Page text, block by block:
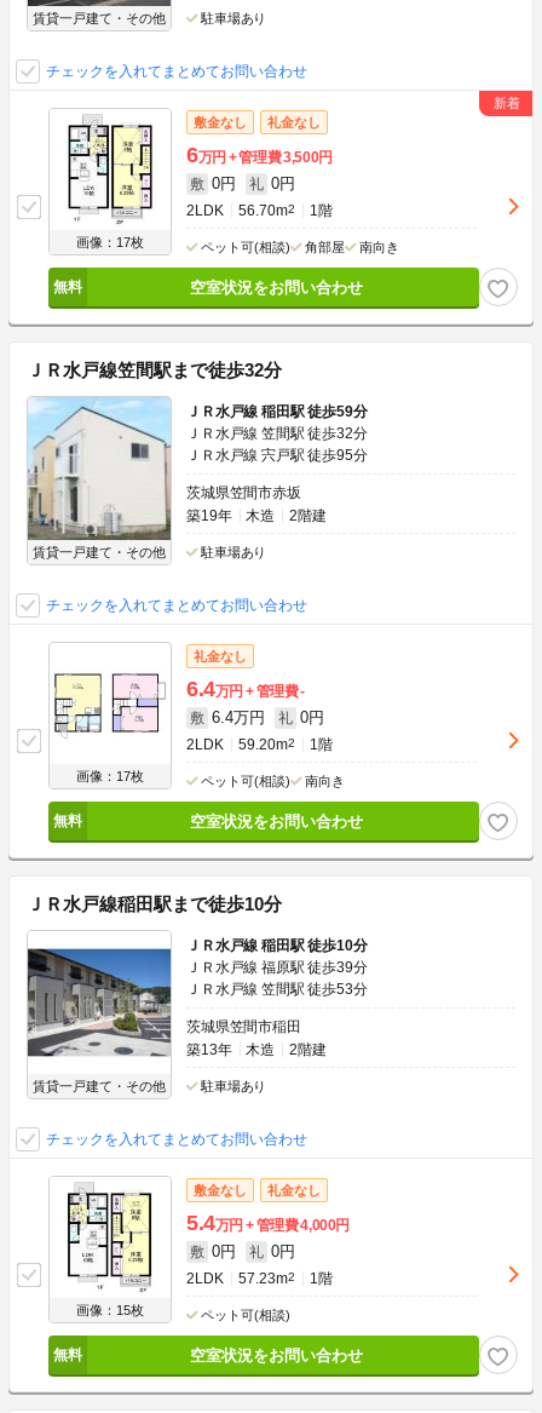
賃貸一戸建て・その他 駐車場あり
チェックを入れてまとめてお問い合わせ
画像：17枚
敷金なし 礼金なし
6万円 管理費3,500円
敷 0円 礼 0円
2LDK 56.70m2 1階
ペット可(相談) 角部屋 南向き
空室状況をお問い合わせ
ＪＲ水戸線笠間駅まで徒歩32分
賃貸一戸建て・その他
ＪＲ水戸線 稲田駅 徒歩59分
ＪＲ水戸線 笠間駅 徒歩32分
ＪＲ水戸線 宍戸駅 徒歩95分
茨城県笠間市赤坂
築19年
木造 2階建
駐車場あり
チェックを入れてまとめてお問い合わせ
画像：17枚
礼金なし
6.4万円 管理費-
敷 6.4万円 礼 0円
2LDK 59.20m2 1階
ペット可(相談) 南向き
空室状況をお問い合わせ
ＪＲ水戸線稲田駅まで徒歩10分
賃貸一戸建て・その他
ＪＲ水戸線 稲田駅 徒歩10分
ＪＲ水戸線 福原駅 徒歩39分
ＪＲ水戸線 笠間駅 徒歩53分
茨城県笠間市稲田
築13年
木造 2階建
駐車場あり
チェックを入れてまとめてお問い合わせ
画像：15枚
敷金なし 礼金なし
5.4万円 管理費4,000円
敷 0円 礼 0円
2LDK 57.23m2 1階
ペット可(相談)
空室状況をお問い合わせ